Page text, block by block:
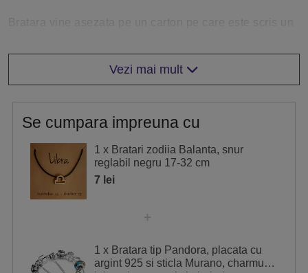
Aceasta bratara poate fi oferita cadoul
Dimensiunea fiecărei brațări este de minim 10 cm pana
la 30 cm. Brățara este reglabilă.
Ghid dimensiuni brățări
Se măsoară circumferința încheieturii mâinii cu un
centimetru pentru croitorie. Alternativ se poate măsura
cu un fir sau o fâșie de hârtie care se măsoară apoi cu
cu dimensiunea din detaliile produsului. Brățările
Vezi mai mult
Se cumpara impreuna cu
1 x Bratari zodiia Balanta, snur
reglabil negru 17-32 cm
7 lei
1 x Bratara tip Pandora, placata cu
argint 925 si sticla Murano, charmuri